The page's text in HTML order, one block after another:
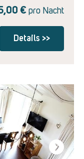
€ pro Nacht
Details >>